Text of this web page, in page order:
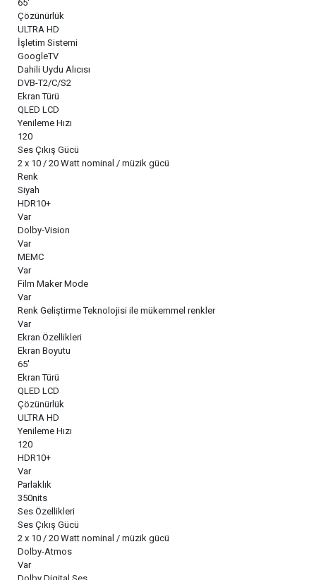
65'
Çözünürlük
ULTRA HD
İşletim Sistemi
GoogleTV
Dahili Uydu Alıcısı
DVB-T2/C/S2
Ekran Türü
QLED LCD
Yenileme Hızı
120
Ses Çıkış Gücü
2 x 10 / 20 Watt nominal / müzik gücü
Renk
Siyah
HDR10+
Var
Dolby-Vision
Var
MEMC
Var
Film Maker Mode
Var
Renk Geliştirme Teknolojisi ile mükemmel renkler
Var
Ekran Özellikleri
Ekran Boyutu
65'
Ekran Türü
QLED LCD
Çözünürlük
ULTRA HD
Yenileme Hızı
120
HDR10+
Var
Parlaklık
350nits
Ses Özellikleri
Ses Çıkış Gücü
2 x 10 / 20 Watt nominal / müzik gücü
Dolby-Atmos
Var